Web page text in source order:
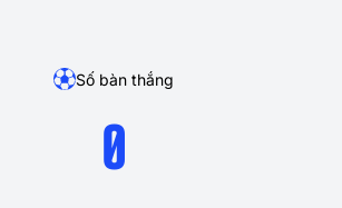
Số bàn thắng
0